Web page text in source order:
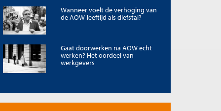
Wanneer voelt de verhoging van
de AOW-leeftijd als diefstal?
Gaat doorwerken na AOW echt
werken? Het oordeel van
werkgevers